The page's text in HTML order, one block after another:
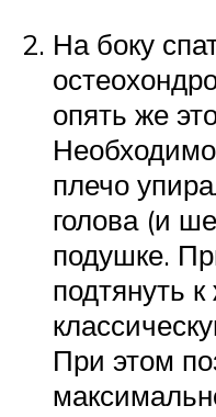
На боку
опять же
плечо
голова (и
подушке.
подтянуть
При этом